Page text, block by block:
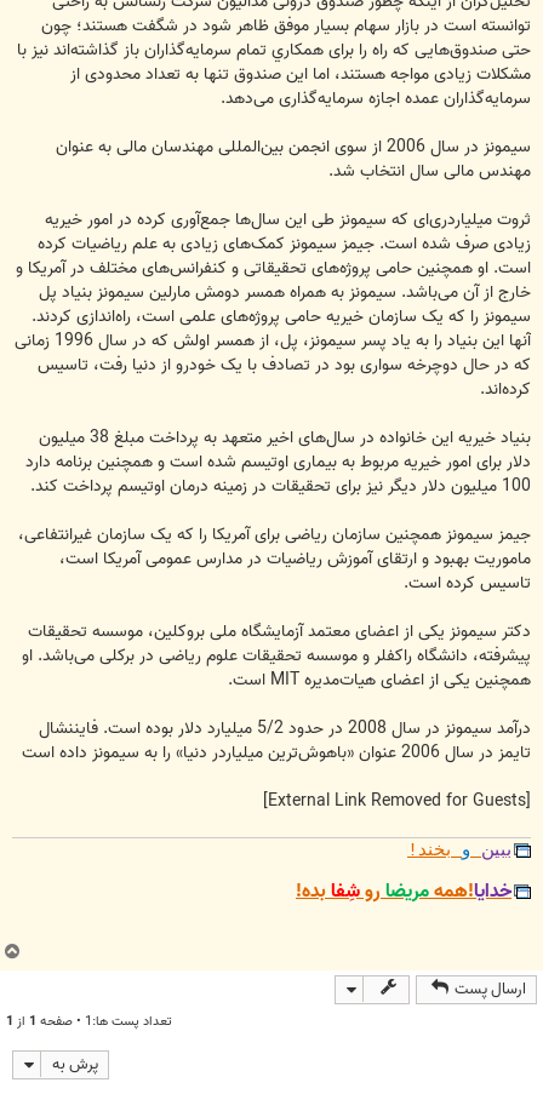
توانسته است در بازار سهام بسیار موفق ظاهر شود در شگفت هستند؛ چون
حتی صندوق‌هایی که راه را برای همكاري تمام سرمایه‌گذاران باز گذاشته‌اند نیز با
مشکلات زیادی مواجه هستند، اما این صندوق تنها به تعداد محدودی از
سرمایه‌گذاران عمده اجازه سرمایه‌گذاری می‌دهد.
سیمونز در سال 2006 از سوی انجمن بین‌المللی مهندسان مالی به عنوان
مهندس مالی سال انتخاب شد.
ثروت میلیاردری‌ای که سیمونز طی این سال‌ها جمع‌آوری کرده در امور خیریه
زیادی صرف شده است. جیمز سیمونز کمک‌های زیادی به علم ریاضیات کرده
است. او همچنین حامی پروژه‌های تحقیقاتی و کنفرانس‌های مختلف در آمریکا و
خارج از آن می‌باشد. سیمونز به همراه همسر دومش مارلین سیمونز بنیاد پل
سیمونز را که یک سازمان خیریه حامی پروژه‌های علمی است، راه‌اندازی کردند.
آنها این بنیاد را به یاد پسر سیمونز، پل، از همسر اولش که در سال 1996 زمانی
که در حال دوچرخه سواری بود در تصادف با یک خودرو از دنیا رفت، تاسیس
کرده‌اند.
بنیاد خیریه این خانواده در سال‌های اخیر متعهد به پرداخت مبلغ 38 میلیون
دلار برای امور خیریه مربوط به بیماری اوتیسم شده است و همچنین برنامه دارد
100 میلیون دلار دیگر نیز برای تحقیقات در زمینه درمان اوتیسم پرداخت کند.
جیمز سیمونز همچنین سازمان ریاضی برای آمریکا را که یک سازمان غیرانتفاعی،
ماموریت بهبود و ارتقای آموزش ریاضیات در مدارس عمومی آمریکا است،
تاسیس کرده است.
دکتر سیمونز یکی از اعضای معتمد آزمایشگاه ملی بروکلین، موسسه تحقیقات
پیشرفته، دانشگاه راکفلر و موسسه تحقیقات علوم ریاضی در برکلی می‌باشد. او
همچنین یکی از اعضای هیات‌مدیره MIT است.
درآمد سیمونز در سال 2008 در حدود 5/2 میلیارد دلار بوده است. فایننشال
تایمز در سال 2006 عنوان «باهوش‌ترین میلیاردر دنیا» را به سیمونز داده است
[External Link Removed for Guests]
ببین و بخند!
خدایا!همهمریضاروشِفابده!
ارسال پست
تعداد پست ها:1 • صفحه 1 از 1
پرش به